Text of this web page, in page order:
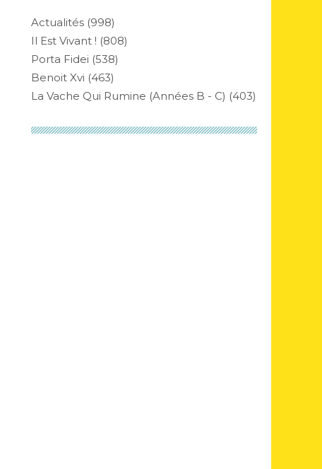
Actualités (998)
Il Est Vivant ! (808)
Porta Fidei (538)
Benoit Xvi (463)
La Vache Qui Rumine (années B - C) (403)